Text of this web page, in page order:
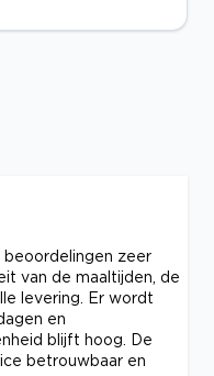
zeer
van de maaltijden, de
levering. Er wordt
en
blijft hoog. De
betrouwbaar en